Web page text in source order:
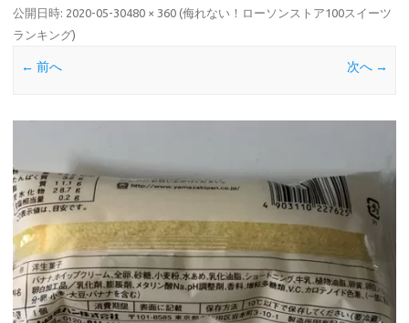
公開日時: 2020-05-30480 × 360 (侮れない！ローソンストア100スイーツ
ランキング)
← 前へ 次へ →